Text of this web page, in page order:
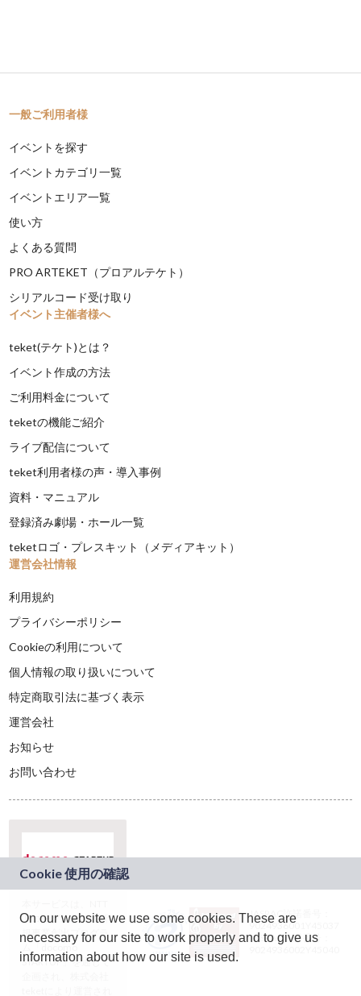
一般ご利用者様
イベントを探す
イベントカテゴリ一覧
イベントエリア一覧
使い方
よくある質問
PRO ARTEKET（プロアルテケト）
シリアルコード受け取り
イベント主催者様へ
teket(テケト)とは？
イベント作成の方法
ご利用料金について
teketの機能ご紹介
ライブ配信について
teket利用者様の声・導入事例
資料・マニュアル
登録済み劇場・ホール一覧
teketロゴ・プレスキット（メディアキット）
運営会社情報
利用規約
プライバシーポリシー
Cookieの利用について
個人情報の取り扱いについて
特定商取引法に基づく表示
運営会社
お知らせ
お問い合わせ
ドコモグループの新
規事業創出プログラ
ム「docomo
STARTUP」を通じて
JASRAC許諾番号：
9024936001Y45037
JASRAC許諾番号：
On our website we use some cookies. These are
necessary for our site to work properly and to give us
information about how our site is used.